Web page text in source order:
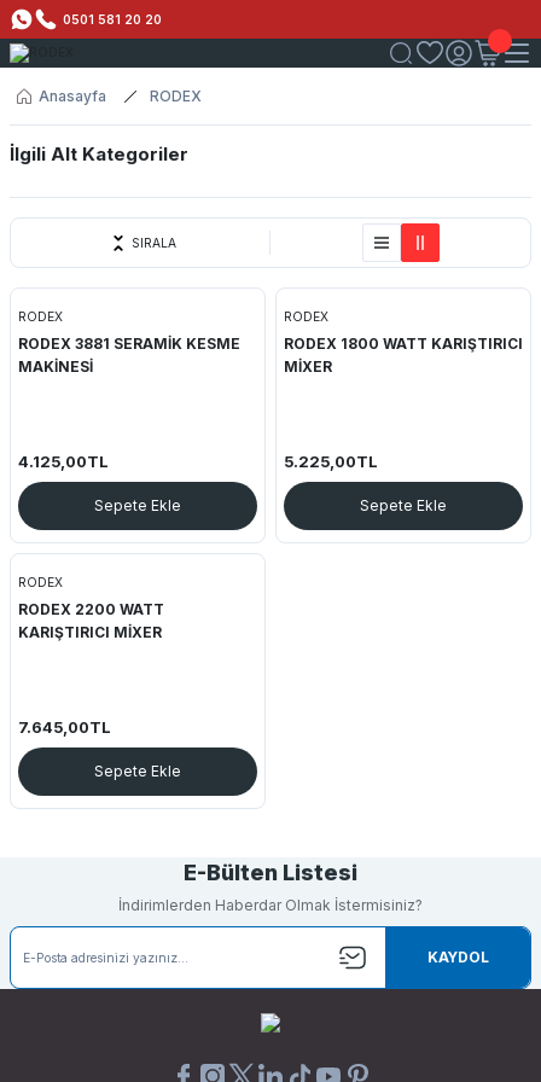
0501 581 20 20
Anasayfa RODEX
İlgili Alt Kategoriler
Elektrikli Aletler
Seramik Kesme Makineleri
SIRALA
RODEX
RODEX 3881 SERAMİK KESME
MAKİNESİ
4.125,00TL
Sepete Ekle
RODEX
RODEX 1800 WATT KARIŞTIRICI
MİXER
5.225,00TL
Sepete Ekle
RODEX
RODEX 2200 WATT
KARIŞTIRICI MİXER
7.645,00TL
Sepete Ekle
E-Bülten Listesi
İndirimlerden Haberdar Olmak İstermisiniz?
KAYDOL